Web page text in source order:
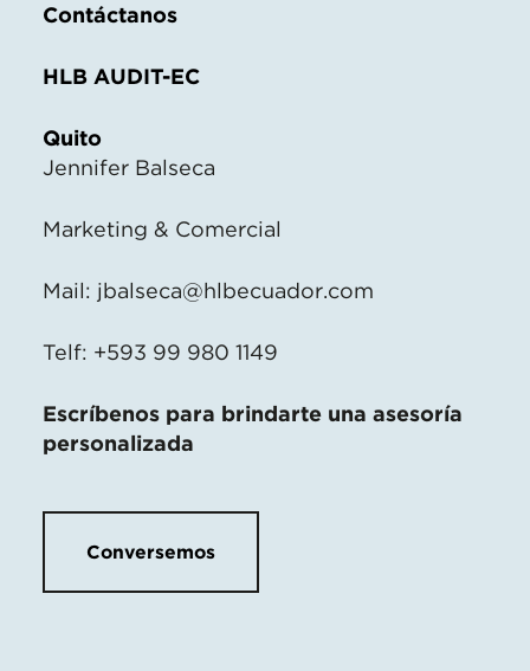
Contáctanos
HLB AUDIT-EC
Quito
Jennifer Balseca
Marketing & Comercial
Mail: jbalseca@hlbecuador.com
Telf: +593 99 980 1149
Escríbenos para brindarte una asesoría
personalizada
Conversemos